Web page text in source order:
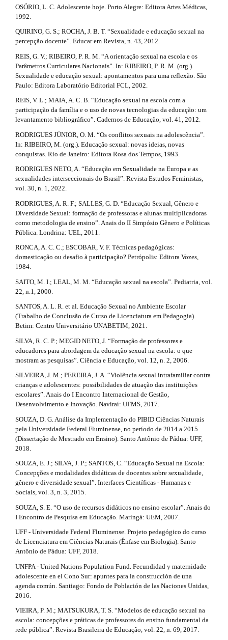
OSÓRIO, L. C. Adolescente hoje. Porto Alegre: Editora Artes Médicas,
1992.
QUIRINO, G. S.; ROCHA, J. B. T. “Sexualidade e educação sexual na
percepção docente”. Educar em Revista, n. 43, 2012.
REIS, G. V.; RIBEIRO, P. R. M. “A orientação sexual na escola e os
Parâmetros Curriculares Nacionais”. In: RIBEIRO, P. R. M. (org.).
Sexualidade e educação sexual: apontamentos para uma reflexão. São
Paulo: Editora Laboratório Editorial FCL, 2002.
REIS, V. L.; MAIA, A. C. B. “Educação sexual na escola com a
participação da família e o uso de novas tecnologias da educação: um
levantamento bibliográfico”. Cadernos de Educação, vol. 41, 2012.
RODRIGUES JÚNIOR, O. M. “Os conflitos sexuais na adolescência”.
In: RIBEIRO, M. (org.). Educação sexual: novas ideias, novas
conquistas. Rio de Janeiro: Editora Rosa dos Tempos, 1993.
RODRIGUES NETO, A. “Educação em Sexualidade na Europa e as
sexualidades interseccionais do Brasil”. Revista Estudos Feministas,
vol. 30, n. 1, 2022.
RODRIGUES, A. R. F.; SALLES, G. D. “Educação Sexual, Gênero e
Diversidade Sexual: formação de professoras e alunas multiplicadoras
como metodologia de ensino”. Anais do II Simpósio Gênero e Políticas
Pública. Londrina: UEL, 2011.
RONCA, A. C. C.; ESCOBAR, V. F. Técnicas pedagógicas:
domesticação ou desafio à participação? Petrópolis: Editora Vozes,
1984.
SAITO, M. I.; LEAL, M. M. “Educação sexual na escola”. Pediatria, vol.
22, n.1, 2000.
SANTOS, A. L. R. et al. Educação Sexual no Ambiente Escolar
(Trabalho de Conclusão de Curso de Licenciatura em Pedagogia).
Betim: Centro Universitário UNABETIM, 2021.
SILVA, R. C. P.; MEGID NETO, J. “Formação de professores e
educadores para abordagem da educação sexual na escola: o que
mostram as pesquisas”. Ciência e Educação, vol. 12, n. 2, 2006.
SILVEIRA, J. M.; PEREIRA, J. A. “Violência sexual intrafamiliar contra
crianças e adolescentes: possibilidades de atuação das instituições
escolares”. Anais do I Encontro Internacional de Gestão,
Desenvolvimento e Inovação. Naviraí: UFMS, 2017.
SOUZA, D. G. Análise da Implementação do PIBID Ciências Naturais
pela Universidade Federal Fluminense, no período de 2014 a 2015
(Dissertação de Mestrado em Ensino). Santo Antônio de Pádua: UFF,
2018.
SOUZA, E. J.; SILVA, J. P.; SANTOS, C. “Educação Sexual na Escola:
Concepções e modalidades didáticas de docentes sobre sexualidade,
gênero e diversidade sexual”. Interfaces Científicas - Humanas e
Sociais, vol. 3, n. 3, 2015.
SOUZA, S. E. “O uso de recursos didáticos no ensino escolar”. Anais do
I Encontro de Pesquisa em Educação. Maringá: UEM, 2007.
UFF - Universidade Federal Fluminense. Projeto pedagógico do curso
de Licenciatura em Ciências Naturais (Ênfase em Biologia). Santo
Antônio de Pádua: UFF, 2018.
UNFPA - United Nations Population Fund. Fecundidad y maternidade
adolescente en el Cono Sur: apuntes para la construcción de una
agenda común. Santiago: Fondo de Población de las Naciones Unidas,
2016.
VIEIRA, P. M.; MATSUKURA, T. S. “Modelos de educação sexual na
escola: concepções e práticas de professores do ensino fundamental da
rede pública”. Revista Brasileira de Educação, vol. 22, n. 69, 2017.